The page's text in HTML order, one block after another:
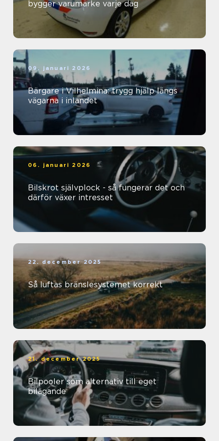
bygger varumärke varje dag
09. januari 2026
Bärgare i Vilhelmina: trygg hjälp längs
vägarna i inlandet
06. januari 2026
Bilskrot självplock - så fungerar det och
därför växer intresset
22. december 2025
Så luftas bränslesystemet korrekt
21. december 2025
Bilpooler som alternativ till eget
bilägande